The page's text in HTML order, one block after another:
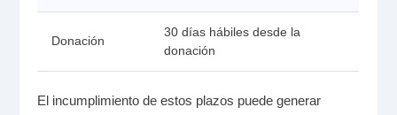
Donación
30 días hábiles desde la
donación
El incumplimiento de estos plazos puede generar